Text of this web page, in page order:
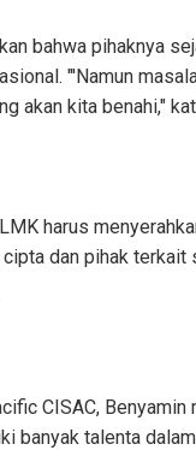
bahwa pihaknya
"'Namun
akan kita benahi,"
harus
dan pihak
CISAC,
banyak talenta